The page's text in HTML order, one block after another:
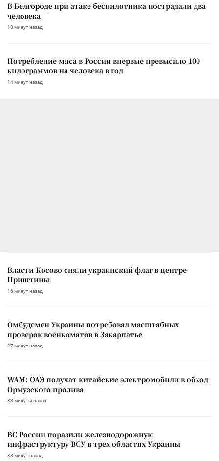
В Белгороде при атаке беспилотника пострадали два
человека
10 минут назад
Потребление мяса в России впервые превысило 100
килограммов на человека в год
14 минут назад
Власти Косово сняли украинский флаг в центре
Приштины
16 минут назад
Омбудсмен Украины потребовал масштабных
проверок военкоматов в Закарпатье
27 минут назад
WAM: ОАЭ получат китайские электромобили в обход
Ормузского пролива
33 минуты назад
ВС России поразили железнодорожную
инфраструктуру ВСУ в трех областях Украины
38 минут назад